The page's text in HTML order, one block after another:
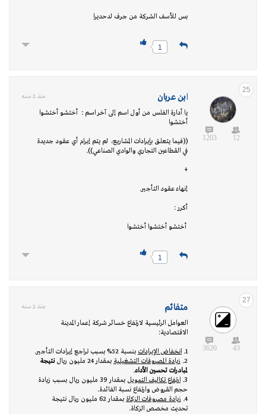
بس للأسف الشركة من جرف لدحديرا
1
25
12
1203
ابن عربان منذ 2 سنه
يا أدارة الفلس من أول اسم إلى آخر اسم : أختشو أختشوا
أختشوا
((فيما يتعلق بإيرادات المشاريع، لم يتم إبرام أي عقود جديدة
في القطاعين التجاري والوادي الصناعي)).
+
إنهاء عقود التأجير.
أكرر :
أختشو أختشوا أختشوا
1
27
43
3620
متفائم منذ 2 سنه
العوامل الرئيسية لارتفاع خسائر شركة إعمار المدينة
الاقتصادية:
1. انخفاض الإيرادات بنسبة 52% بسبب تراجع إيرادات التأجير.
2. زيادة المصروفات التشغيلية بمقدار 24 مليون ريال
نتيجة
لمبادرات تحسين الأداء.
3. ارتفاع تكاليف التمويل
بمقدار 39 مليون ريال بسبب زيادة
حجم القروض وارتفاع نسبة الفائدة.
4. زيادة مصروفات الزكاة
بمقدار 62 مليون ريال نتيجة
تحديث مخصص الزكاة.